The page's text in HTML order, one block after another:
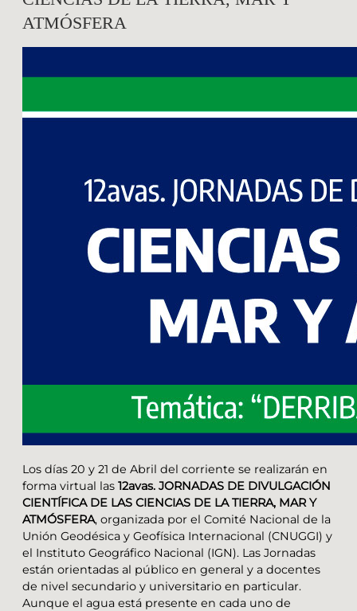
ATMÓSFERA
Los días 20 y 21 de Abril del corriente se realizarán en
forma virtual las 12avas. JORNADAS DE DIVULGACIÓN
CIENTÍFICA DE LAS CIENCIAS DE LA TIERRA, MAR Y
ATMÓSFERA, organizada por el Comité Nacional de la
Unión Geodésica y Geofísica Internacional (CNUGGI) y
el Instituto Geográfico Nacional (IGN). Las Jornadas
están orientadas al público en general y a docentes
de nivel secundario y universitario en particular.
Aunque el agua está presente en cada uno de